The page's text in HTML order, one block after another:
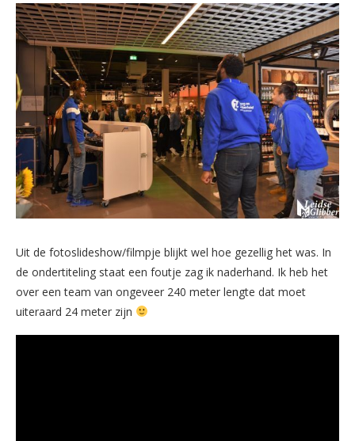
Uit de fotoslideshow/filmpje blijkt wel hoe gezellig het was. In
de ondertiteling staat een foutje zag ik naderhand. Ik heb het
over een team van ongeveer 240 meter lengte dat moet
uiteraard 24 meter zijn